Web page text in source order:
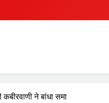
ने बांधा समा